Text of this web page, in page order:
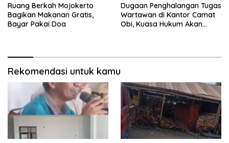
Ruang Berkah Mojokerto
Bagikan Makanan Gratis,
Bayar Pakai Doa
Dugaan Penghalangan Tugas
Wartawan di Kantor Camat
Obi, Kuasa Hukum Akan
Rekomendasi untuk kamu